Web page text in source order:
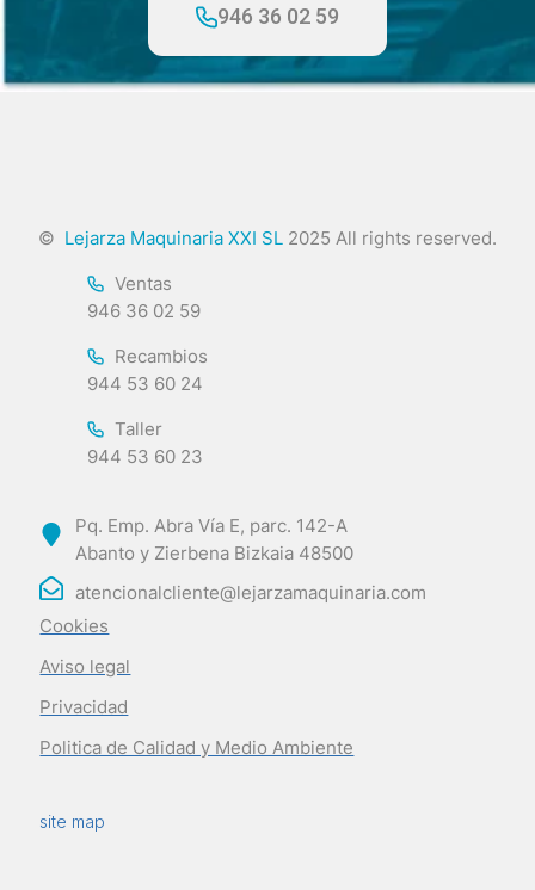
946 36 02 59
© Lejarza Maquinaria XXI SL 2025 All rights reserved.
Ventas
946 36 02 59
Recambios
944 53 60 24
Taller
944 53 60 23
Pq. Emp. Abra Vía E, parc. 142-A
Abanto y Zierbena Bizkaia 48500
atencionalcliente@lejarzamaquinaria.com
Cookies
Aviso legal
Privacidad
Politica de Calidad y Medio Ambiente
site map